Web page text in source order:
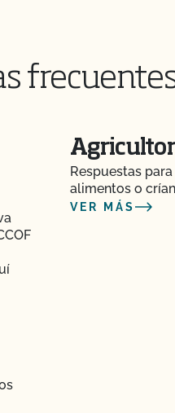
Respuestas
alimentos o
VER MÁS
para tratar a los
para sustituir los
en tierras
y aditivos para